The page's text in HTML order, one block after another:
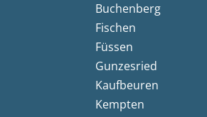
Buchenberg
Fischen
Füssen
Gunzesried
Kaufbeuren
Kempten